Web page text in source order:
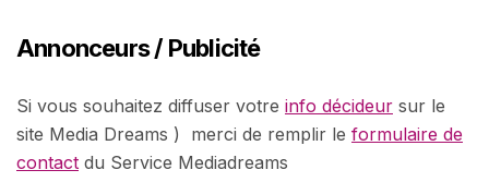
Annonceurs / Publicité
Si vous souhaitez diffuser votre info décideur sur le
site Media Dreams ) merci de remplir le formulaire de
contact du Service Mediadreams